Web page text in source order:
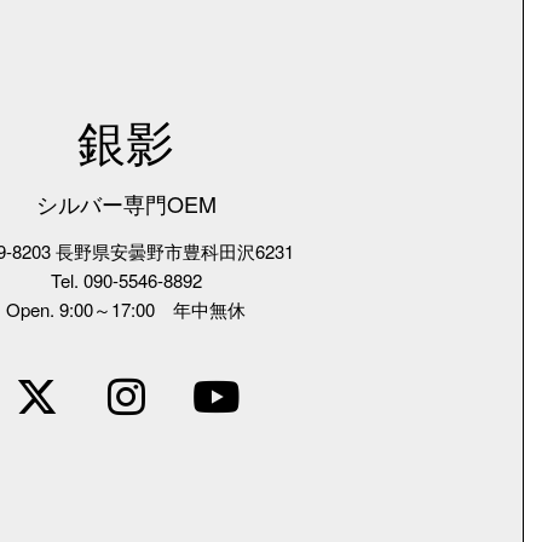
銀影
シルバー専門OEM
8203 長野県安曇野市豊科田沢6231
Tel. 090-5546-8892
Open. 9:00～17:00 年中無休